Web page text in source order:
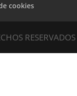
cookies
RESERVADOS